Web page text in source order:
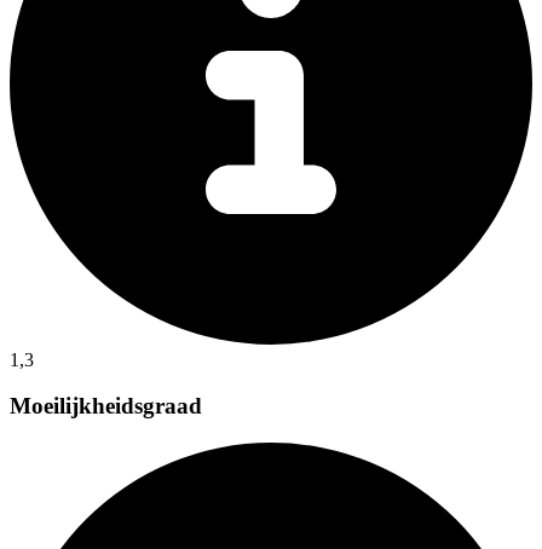
1,3
Moeilijkheidsgraad